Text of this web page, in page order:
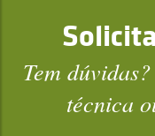
Tem
técnica